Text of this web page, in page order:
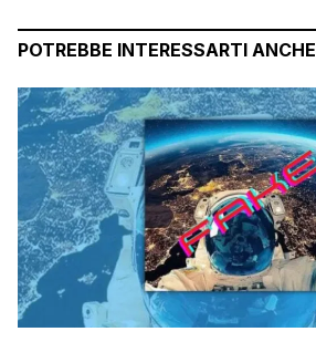
POTREBBE INTERESSARTI ANCHE